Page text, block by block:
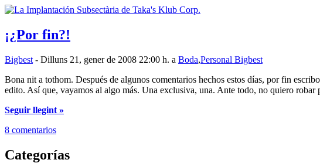
¡¿Por fin?!
Bigbest - Dilluns 21, gener de 2008 22:00 h. a Boda,Personal Bigbest
Bona nit a tothom. Después de algunos comentarios hechos estos días, por fin
edito. Así que, vayamos al algo más. Una exclusiva, una. Ante todo, no quiero
Seguir llegint »
8 comentarios
Categorías